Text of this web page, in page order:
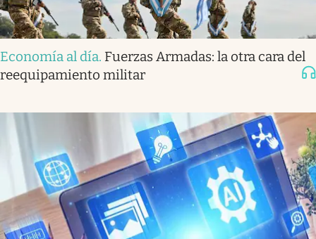
Economía al día. Fuerzas Armadas: la otra cara del
reequipamiento militar